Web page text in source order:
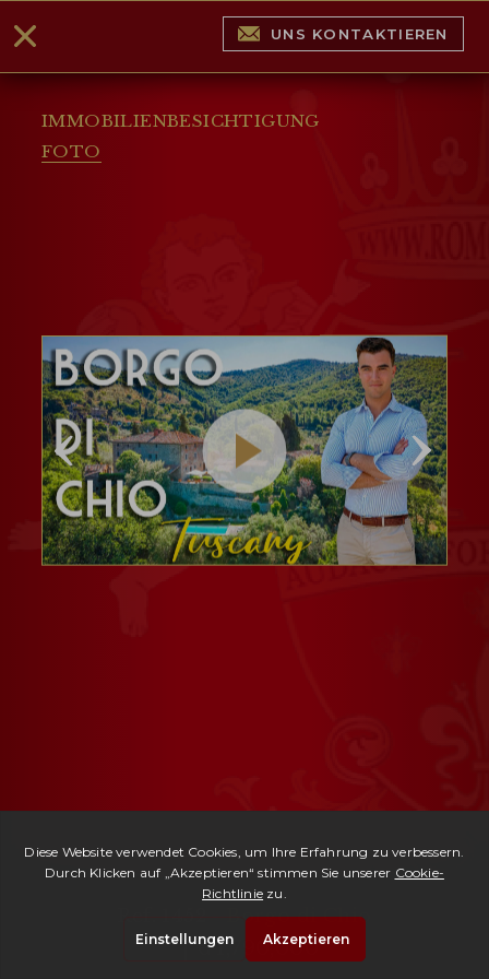
IMMOBILIENBESICHTIGUNG
FOTO
UNS KONTAKTIEREN
Borgo di Chio
| € 1,790,000